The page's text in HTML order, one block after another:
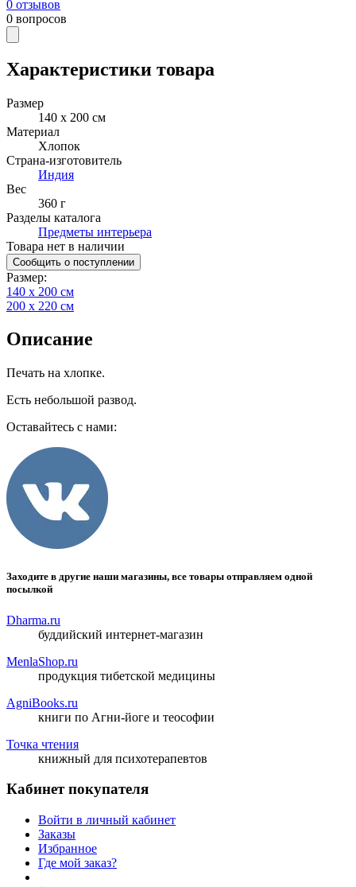
0 отзывов
0 вопросов
Характеристики товара
Размер
140 х 200 см
Материал
Хлопок
Страна-изготовитель
Индия
Вес
360 г
Разделы каталога
Предметы интерьера
Товара нет в наличии
Сообщить о поступлении
Размер:
140 х 200 см
200 х 220 см
Описание
Печать на хлопке.
Есть небольшой развод.
Оставайтесь с нами:
Заходите в другие наши магазины, все товары отправляем одной
посылкой
Dharma.ru
буддийский интернет-магазин
MenlaShop.ru
продукция тибетской медицины
AgniBooks.ru
книги по Агни-йоге и теософии
Точка чтения
книжный для психотерапевтов
Кабинет покупателя
Войти в личный кабинет
Заказы
Избранное
Где мой заказ?